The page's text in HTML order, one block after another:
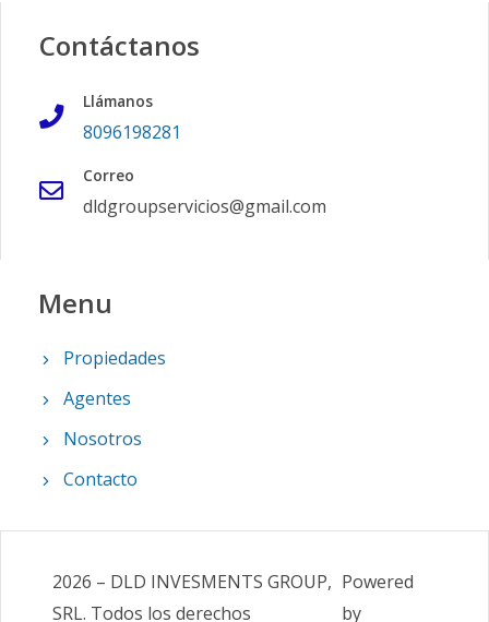
Contáctanos
Llámanos
8096198281
Correo
dldgroupservicios@gmail.com
Menu
Propiedades
Agentes
Nosotros
Contacto
2026 – DLD INVESMENTS GROUP,
SRL. Todos los derechos
Powered
by